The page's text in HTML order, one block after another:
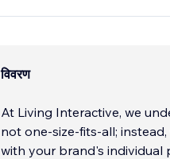
विवरण
At Living Interactive, we
not one-size-fits-all;
with your brand's individual